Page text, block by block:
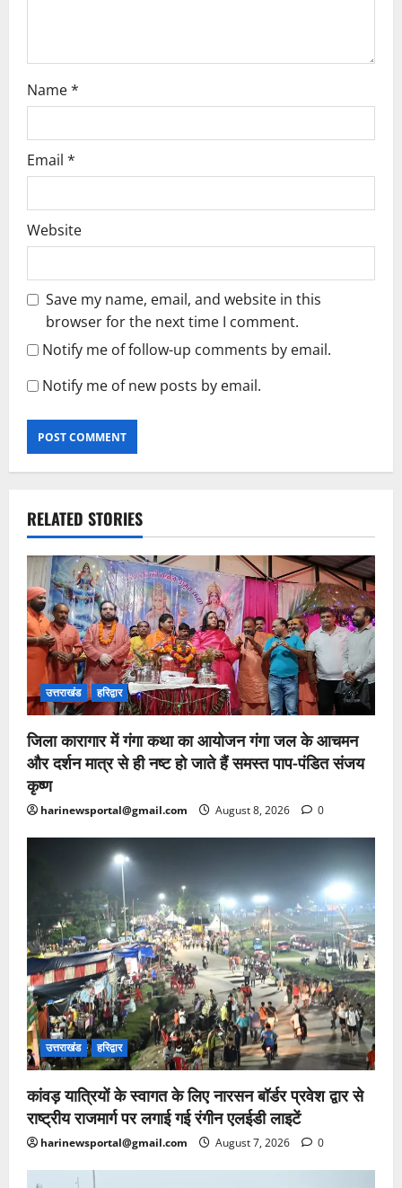
Name*
Email *
Website
Save my name, email, and website in this
browser for the next time I comment.
Notify me of follow-up comments by email.
Notify me of new posts by email.
RELATED STORIES
उत्तराखंड हरिद्वार
जिला कारागार में गंगा कथा का आयोजन गंगा जल के आचमन
और दर्शन मात्र से ही नष्ट हो जाते हैं समस्त पाप-पंडित संजय
कृष्ण
harinewsportal@gmail.com August 8, 2026 0
उत्तराखंड हरिद्वार
कांवड़ यात्रियों के स्वागत के लिए नारसन बॉर्डर प्रवेश द्वार से
राष्ट्रीय राजमार्ग पर लगाई गई रंगीन एलईडी लाइटें
harinewsportal@gmail.com August 7, 2026 0